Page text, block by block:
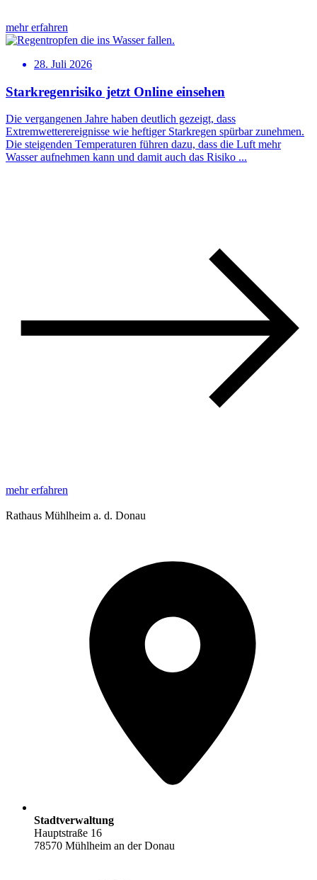
mehr erfahren
28. Juli 2026
Starkregenrisiko jetzt Online einsehen
Die vergangenen Jahre haben deutlich gezeigt, dass
Extremwetterereignisse wie heftiger Starkregen spürbar zunehmen.
Die steigenden Temperaturen führen dazu, dass die Luft mehr
Wasser aufnehmen kann und damit auch das Risiko ...
mehr erfahren
Rathaus Mühlheim a. d. Donau
Stadtverwaltung
Hauptstraße 16
78570 Mühlheim an der Donau